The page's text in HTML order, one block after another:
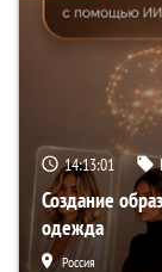
14:13:00
Создание
одежда
Россия